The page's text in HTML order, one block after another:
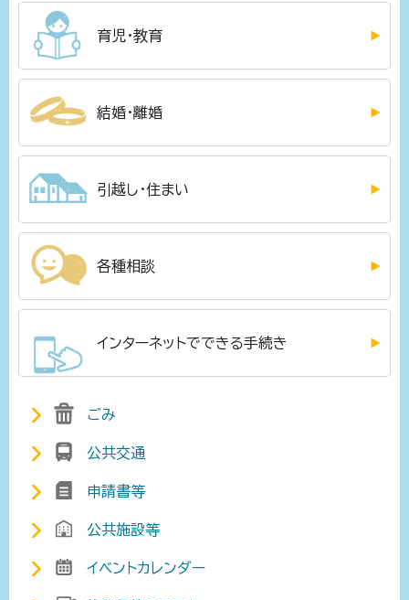
育児・教育
結婚・離婚
引越し・住まい
各種相談
インターネットでできる手続き
ごみ
公共交通
申請書等
公共施設等
イベントカレンダー